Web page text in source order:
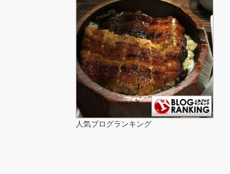
人気ブログランキング